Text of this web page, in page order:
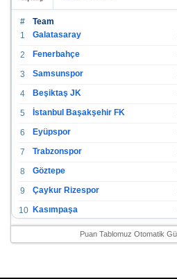
# Team
1 Galatasaray
2
Fenerbahçe
3
Samsunspor
4
Beşiktaş JK
5
İstanbul Başakşehir FK
6
Eyüpspor
7
Trabzonspor
8
Göztepe
9
Çaykur Rizespor
10 Kasımpaşa
Konyaspor Puan Tablomuz Otomatik